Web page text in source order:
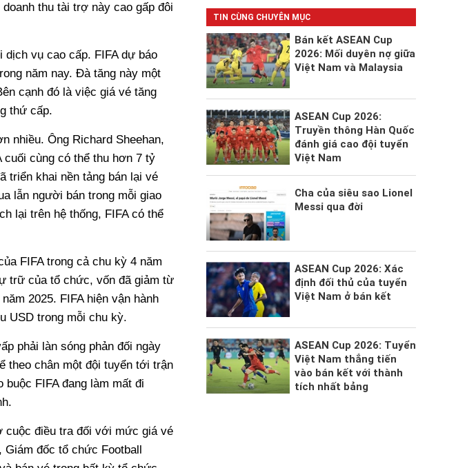
thu tài trợ này cao gấp đôi
dịch vụ cao cấp. FIFA dự báo
năm nay. Đà tăng này một
cạnh đó là việc giá vé tăng
thứ cấp.
nhiều. Ông Richard Sheehan,
cùng có thể thu hơn 7 tỷ
triển khai nền tảng bán lại vé
lẫn người bán trong mỗi giao
lại trên hệ thống, FIFA có thể
FIFA trong cả chu kỳ 4 năm
trữ của tổ chức, vốn đã giảm từ
2025. FIFA hiện vận hành
USD trong mỗi chu kỳ.
phải làn sóng phản đối ngày
theo chân một đội tuyển tới trận
FIFA đang làm mất đi
cuộc điều tra đối với mức giá vé
Giám đốc tổ chức Football
TIN CÙNG CHUYÊN MỤC
Bán kết ASEAN Cup
2026: Mối duyên nợ giữa
Việt Nam và Malaysia
ASEAN Cup 2026:
Truyền thông Hàn Quốc
đánh giá cao đội tuyển
Việt Nam
Cha của siêu sao Lionel
Messi qua đời
ASEAN Cup 2026: Xác
định đối thủ của tuyển
Việt Nam ở bán kết
ASEAN Cup 2026: Tuyển
Việt Nam thẳng tiến
vào bán kết với thành
tích nhất bảng